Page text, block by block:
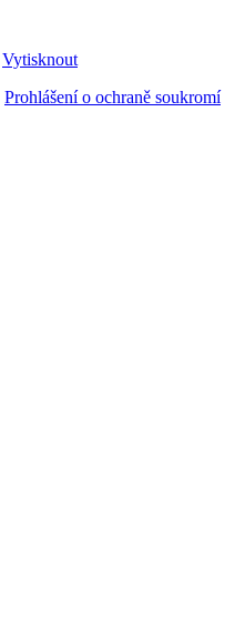
Vytisknout
Prohlášení o ochraně soukromí